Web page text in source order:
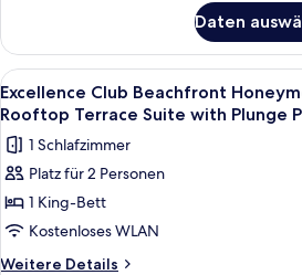
+
20
OFF
SPA
anzeigen
Club
Beachfront
Honeymoon
Suite
Plunge
Pool
20
OFF
Daten
Alle
Fotos
für
Excellence
Club
Beachfront
Honeymoon
Two-
Eine
9
Excellence Club Beachfront
Rooftop Terrace Suite with Plunge
1 Schlafzimmer
Platz für 2 Personen
1 King-Bett
Kostenloses WLAN
Weitere Details
Weitere